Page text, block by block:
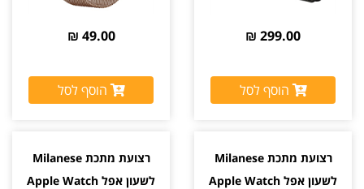
299.00 ₪
הוסף לסל
49.00 ₪
הוסף לסל
רצועת מתכת Milanese
לשעון אפל Apple Watch
רצועת מתכת Milanese
לשעון אפל Apple Watch